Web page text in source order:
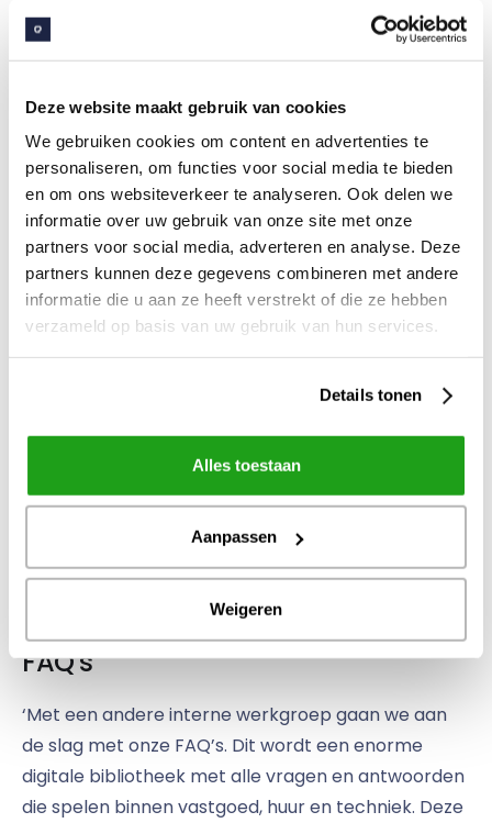
Deze website maakt gebruik van cookies
We gebruiken cookies om content en advertenties te
personaliseren, om functies voor social media te bieden
en om ons websiteverkeer te analyseren. Ook delen we
informatie over uw gebruik van onze site met onze
partners voor social media, adverteren en analyse. Deze
partners kunnen deze gegevens combineren met andere
informatie die u aan ze heeft verstrekt of die ze hebben
verzameld op basis van uw gebruik van hun services.
Details tonen
Alles toestaan
Aanpassen
Weigeren
‘Communiceren met huurders betekent vooral het
klantvriendelijk en efficiënt afhandelen van vragen
mogelijk als relevante informatie snel en accuraat
beschikbaar is. Embrace combineert een
intelligente kennisbank met rijke informatie uit
REMS. Het CRM-systeem geeft een 360-graden
klantbeeld en tegelijkertijd relevante informatie
voor het beantwoorden en afhandelen van
huurderscommunicatie.’
‘We streven naar continue verbetering van
huurderstevredenheid’, vervolgt Bart. ‘Omdat de
gebied de komende periode onze focus. We
hebben daarom een aparte projectgroep in het
leven geroepen, die een beslisboom gaat inrichten.’
FAQ's
‘Met een andere interne werkgroep gaan we aan
de slag met onze FAQ’s. Dit wordt een enorme
digitale bibliotheek met alle vragen en antwoorden
die spelen binnen vastgoed, huur en techniek. Deze